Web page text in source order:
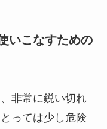
いこなすための
非常に鋭い切れ
っては少し危険